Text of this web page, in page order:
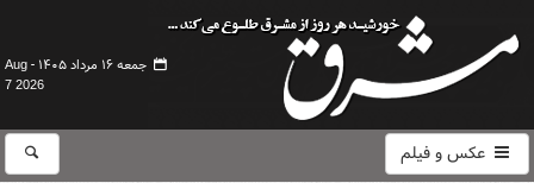
جمعه ۱۶ مرداد ۱۴۰۵ -
Aug
7 2026
عکس و فیلم